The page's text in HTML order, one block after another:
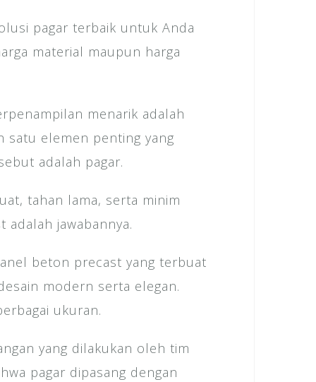
pagar terbaik untuk Anda
material maupun harga
menarik adalah
satu elemen penting yang
adalah pagar.
tahan lama, serta minim
adalah jawabannya.
beton precast yang terbuat
modern serta elegan.
ukuran.
yang dilakukan oleh tim
pagar dipasang dengan